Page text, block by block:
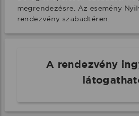
megrendezésre. Az esemény
rendezvény szabadtéren.
A rendezvény